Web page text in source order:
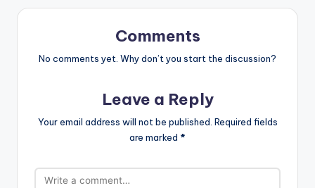
Comments
No comments yet. Why don’t you start the discussion?
Leave a Reply
Your email address will not be published. Required fields
are marked *